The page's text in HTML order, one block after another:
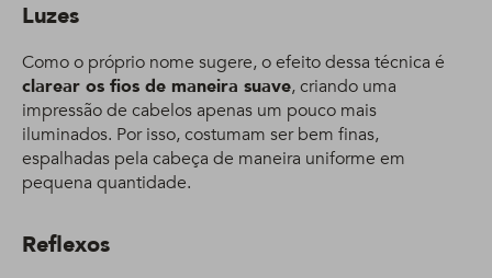
Luzes
Como o próprio nome sugere, o efeito dessa técnica é
clarear os fios de maneira suave, criando uma
impressão de cabelos apenas um pouco mais
iluminados. Por isso, costumam ser bem finas,
espalhadas pela cabeça de maneira uniforme em
pequena quantidade.
Reflexos